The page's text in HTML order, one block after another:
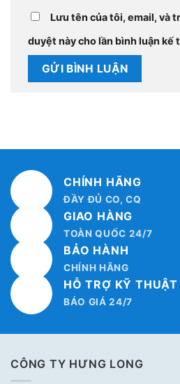
Lưu tên của tôi, email, và
duyệt này cho lần bình luận kế
CHÍNH HÃNG
ĐẦY ĐỦ CO, CQ
GIAO HÀNG
TOÀN QUỐC 24/7
BẢO HÀNH
CHÍNH HÃNG
HỖ TRỢ KỸ THUẬT
BÁO GIÁ 24/7
CÔNG TY HƯNG LONG